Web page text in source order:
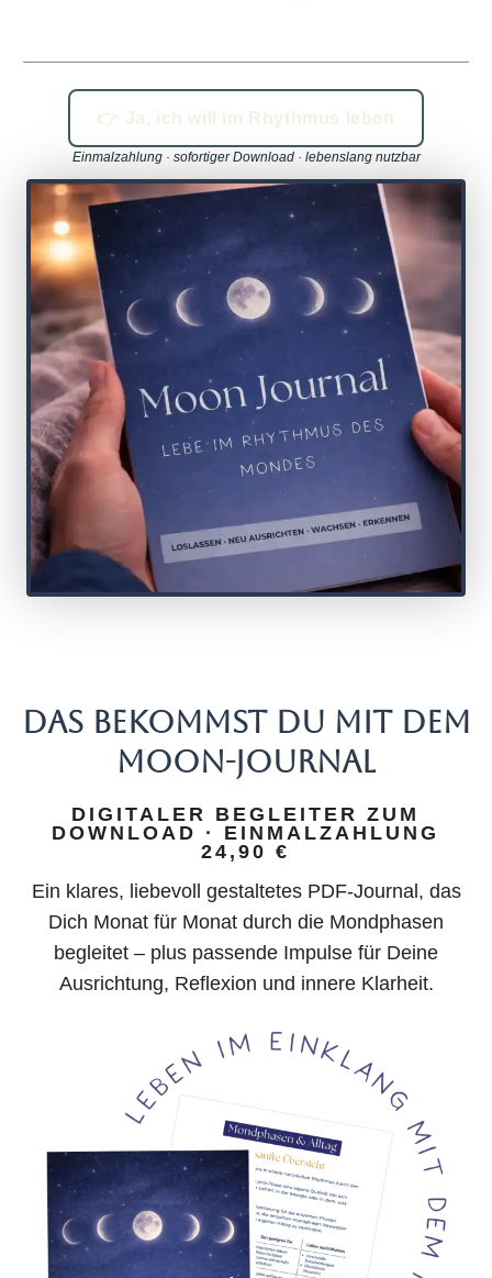
👉 Ja, ich will im Rhythmus leben
Einmalzahlung · sofortiger Download · lebenslang nutzbar
DAS BEKOMMST DU MIT DEM
MOON-JOURNAL
DIGITALER BEGLEITER ZUM
DOWNLOAD · EINMALZAHLUNG
24,90 €
Ein klares, liebevoll gestaltetes PDF-Journal, das
Dich Monat für Monat durch die Mondphasen
begleitet – plus passende Impulse für Deine
Ausrichtung, Reflexion und innere Klarheit.